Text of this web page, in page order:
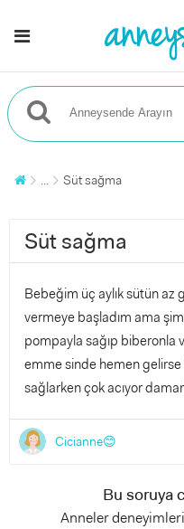
... Süt sağma
Süt sağma
Bebeğim üç aylık sütün az
vermeye başladım ama
pompayla sağıp biberonla
emme sinde hemen
sağlarken çok acıyor
Cicianne😊
Bu soruya
Anneler